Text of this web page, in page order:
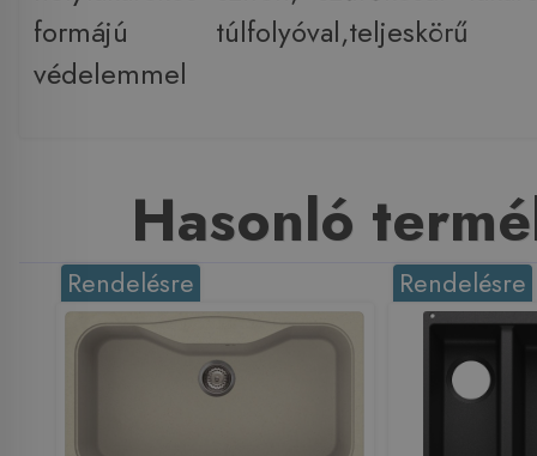
formájú túlfolyóval,teljeskörű
védelemmel
Hasonló
Rendelésre Rendelésre